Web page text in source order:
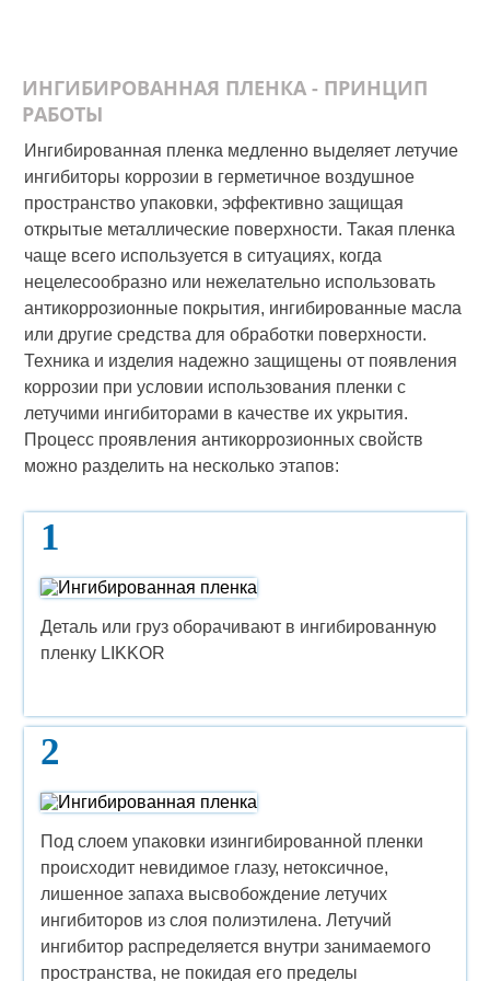
ИНГИБИРОВАННАЯ ПЛЕНКА - ПРИНЦИП
РАБОТЫ
Ингибированная пленка медленно выделяет летучие
ингибиторы коррозии в герметичное воздушное
пространство упаковки, эффективно защищая
открытые металлические поверхности. Такая пленка
чаще всего используется в ситуациях, когда
нецелесообразно или нежелательно использовать
антикоррозионные покрытия, ингибированные масла
или другие средства для обработки поверхности.
Техника и изделия надежно защищены от появления
коррозии при условии использования пленки с
летучими ингибиторами в качестве их укрытия.
Процесс проявления антикоррозионных свойств
можно разделить на несколько этапов:
1
Деталь или груз оборачивают в ингибированную
пленку LIKKOR
2
Под слоем упаковки изингибированной пленки
происходит невидимое глазу, нетоксичное,
лишенное запаха высвобождение летучих
ингибиторов из слоя полиэтилена. Летучий
ингибитор распределяется внутри занимаемого
пространства, не покидая его пределы